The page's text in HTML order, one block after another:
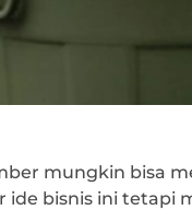
mungkin bisa
bisnis ini tetapi